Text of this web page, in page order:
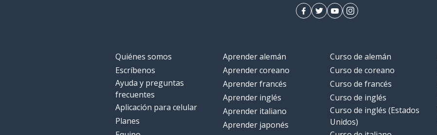
Quiénes somos
Escríbenos
Ayuda y preguntas
frecuentes
Aplicación para celular
Planes
Aprender alemán
Aprender coreano
Aprender francés
Aprender inglés
Aprender italiano
Aprender japonés
Curso de alemán
Curso de coreano
Curso de francés
Curso de inglés
Curso de inglés (Estados
Unidos)